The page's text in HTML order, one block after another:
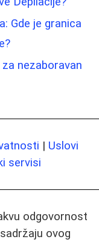
Gde je granica
nezaboravan
| Uslovi
servisi
odgovornost
ovog